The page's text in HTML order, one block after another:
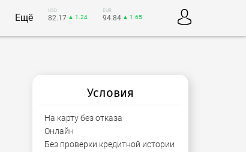
Ещё
USD
82.17 ▲ 1.24
EUR
94.84 ▲ 1.65
Условия
На карту без отказа
Онлайн
Без проверки кредитной истории